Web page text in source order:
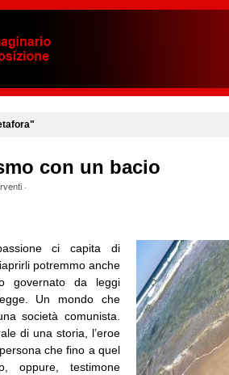
con un bacio
·
ci capita di
potremmo anche
governato da leggi
Un mondo che
società comunista.
di una storia, l’eroe
che fino a quel
oppure, testimone